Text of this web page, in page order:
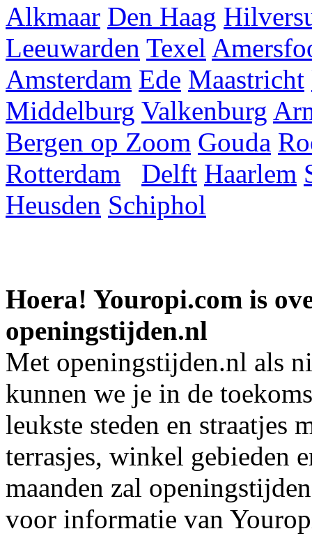
Alkmaar Den Haag
Leeuwarden Texel
Amsterdam Ede Maastricht
Middelburg Valkenburg
Bergen op Zoom Gouda
Rotterdam
Delft Haarlem
Heusden Schiphol
Hoera! Youropi.com is
openingstijden.nl
Met openingstijden.nl als
kunnen we je in de
leukste steden en straatjes
terrasjes, winkel gebieden
maanden zal
voor informatie van